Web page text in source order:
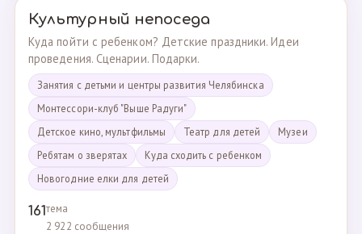
Культурный непоседа
Куда пойти с ребенком? Детские праздники. Идеи
проведения. Сценарии. Подарки.
Занятия с детьми и центры развития Челябинска
Монтессори-клуб "Выше Радуги"
Детское кино, мультфильмы
Театр для детей
Музеи
Ребятам о зверятах
Куда сходить с ребенком
Новогодние елки для детей
161тема
2 922 сообщения